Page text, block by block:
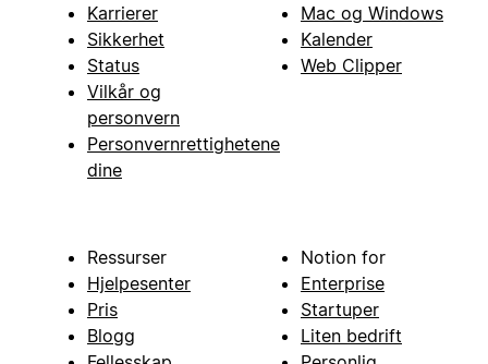
Karrierer
Sikkerhet
Status
Vilkår og
personvern
Personvernrettighetene
dine
Mac og Windows
Kalender
Web Clipper
Ressurser
Hjelpesenter
Pris
Blogg
Notion for
Enterprise
Startuper
Liten bedrift